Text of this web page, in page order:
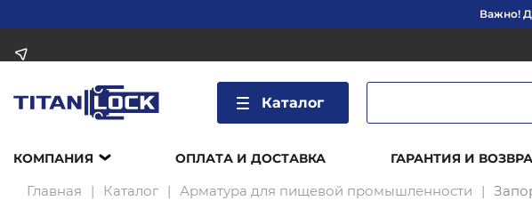
Важно!
Каталог
КОМПАНИЯ ОПЛАТА И ДОСТАВКА ГАРАНТИЯ И
Главная Каталог Арматура для пищевой промышленности